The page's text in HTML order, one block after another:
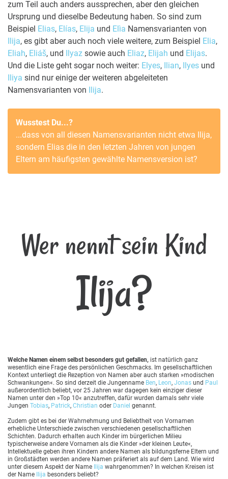
zum Teil auch anders aussprechen, aber den gleichen
Ursprung und dieselbe Bedeutung haben. So sind zum
Beispiel Elias, Elías, Elija und Elìa Namensvarianten von
Ilija, es gibt aber auch noch viele weitere, zum Beispiel Elia,
Eliah, Eliáš, und Ilyaz sowie auch Eliaz, Elijah und Elijas.
Und die Liste geht sogar noch weiter: Elyes, Ilian, Ilyes und
Iliya sind nur einige der weiteren abgeleiteten
Namensvarianten von
Ilija.
Wusstest Du...?
...dass von all diesen Namensvarianten nicht etwa
Ilija,
sondern Elias die in den letzten Jahren von jungen
Eltern am häufigsten gewählte Namensversion ist?
Wer nennt sein Kind
Ilija?
Welche Namen einem selbst besonders gut gefallen, ist natürlich ganz
wesentlich eine Frage des persönlichen Geschmacks. Im gesellschaftlichen
Kontext unterliegt die Rezeption von Namen aber auch starken »modischen
Schwankungen«. So sind derzeit die Jungenname Ben, Leon, Jonas und Paul
außerordentlich beliebt, vor 25 Jahren war dagegen kein einziger dieser
Namen unter den »Top 10« anzutreffen, dafür wurden damals sehr viele
Jungen Tobias, Patrick, Christian oder Daniel genannt.
Zudem gibt es bei der Wahrnehmung und Beliebtheit von Vornamen
erhebliche Unterschiede zwischen verschiedenen gesellschaftlichen
Schichten. Dadurch erhalten auch Kinder im bürgerlichen Milieu
typischerweise andere Vornamen als die Kinder »der kleinen Leute«,
Intellektuelle geben ihren Kindern andere Namen als bildungsferne Eltern und
in Großstädten werden andere Namen präferiert als auf dem Land. Wie wird
unter diesem Aspekt der Name
Ilija wahrgenommen? In welchen Kreisen ist
der Name
Ilija besonders beliebt?